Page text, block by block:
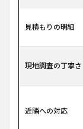
見積もりの明細
現地調査の丁寧さ
近隣への対応